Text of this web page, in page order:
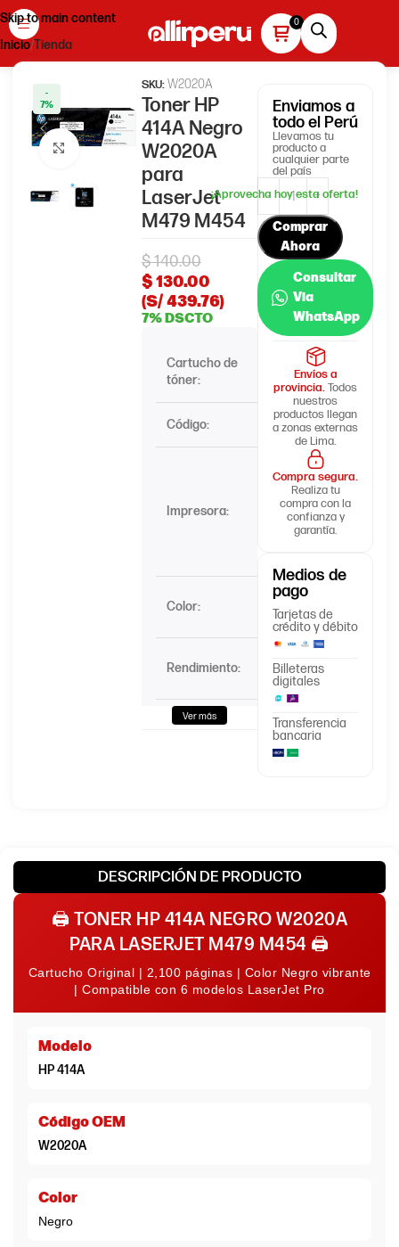
Skip to main content
Inicio Tienda
-
7%
Haga clic para ampliar
SKU:W2020A
Toner HP
414A Negro
W2020A
para
LaserJet
M479 M454
$140.00
$130.00
(S/ 439.76)
7% DSCTO
Cartucho de
tóner:
HP 414A
Código: W2020A
Impresora:
HP
Color
LaserJet
Pro MFP
Color:
Negro –
black
Rendimiento:
2400
Páginas
Tipo de
Caja
Ver más
Enviamos a
todo el Perú
Llevamos tu
producto a
cualquier parte
del país
Comprar
Ahora
Consultar
Via
WhatsApp
Envíos a
provincia.Todos
nuestros
productos llegan
a zonas externas
de Lima.
Compra segura.
Realiza tu
compra con la
confianza y
garantía.
Medios de
pago
Tarjetas de
crédito y débito
Billeteras
digitales
Transferencia
bancaria
DESCRIPCIÓN DE PRODUCTO
🖨️ TONER HP 414A NEGRO W2020A
PARA LASERJET M479 M454 🖨️
Cartucho Original | 2,100 páginas | Color Negro vibrante
| Compatible con 6 modelos LaserJet Pro
Modelo
HP 414A
Código OEM
W2020A
Color
Negro